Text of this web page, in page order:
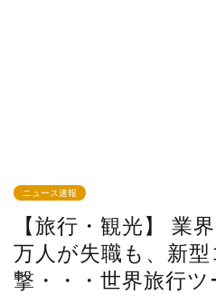
ニュース速報
【旅行・観光】 業
万人が失職も、新
撃・・・世界旅行